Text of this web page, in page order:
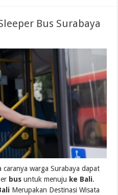
Bus Surabaya
caranya warga Surabaya dapat
bus untuk menuju ke Bali.
Merupakan Destinasi Wisata